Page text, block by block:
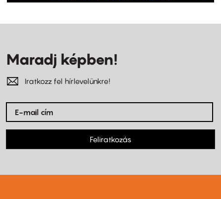
Maradj képben!
Iratkozz fel hírlevelünkre!
Feliratkozás